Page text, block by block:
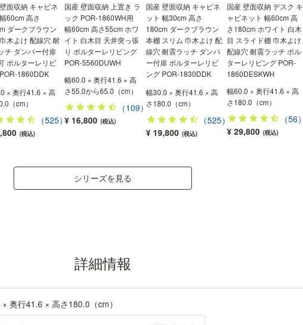
ます。
付属の「連結ボルト」で、左右に並べた商品同士
を連結できます。商品間を隙間なくぴったりと設
面収納 キャビネ
60cm 高さ
ダークブラウン
木よけ 配線穴 耐
チ ダンパー付扉
ポルターレリビ
1860DDK
× 奥行41.6 × 高
（cm）
（525）
(税込)
国産 壁面収納 上置き ラ
ック POR-1860WH用
幅60cm 高さ55cm ホワ
イト 白木目 天井突っ張
り ポルターレリビング
POR-5560DUWH
幅60.0 × 奥行41.6 × 高
さ55.0から65.0（cm）
（109）
¥ 16,800 (税込)
国産 壁面収納 キャビネ
ット 幅30cm 高さ
180cm ダークブラウン
本棚 スリム 巾木よけ 配
線穴 耐震ラッチ ダンパ
ー付扉 ポルターレリビ
ング POR-1830DDK
幅30.0 × 奥行41.6 × 高
さ180.0（cm）
（525）
¥ 19,800 (税込)
国産 壁面収納 デスク キ
ャビネット 幅60cm 高
さ180cm ホワイト 白木
目 スライド棚 巾木よけ
配線穴 耐震ラッチ ポル
ターレリビング POR-
1860DESKWH
幅60.0 × 奥行41.6 × 高
さ180.0（cm）
（56）
¥ 29,800 (税込)
シリーズを見る
詳細情報
奥行41.6 × 高さ180.0（cm）